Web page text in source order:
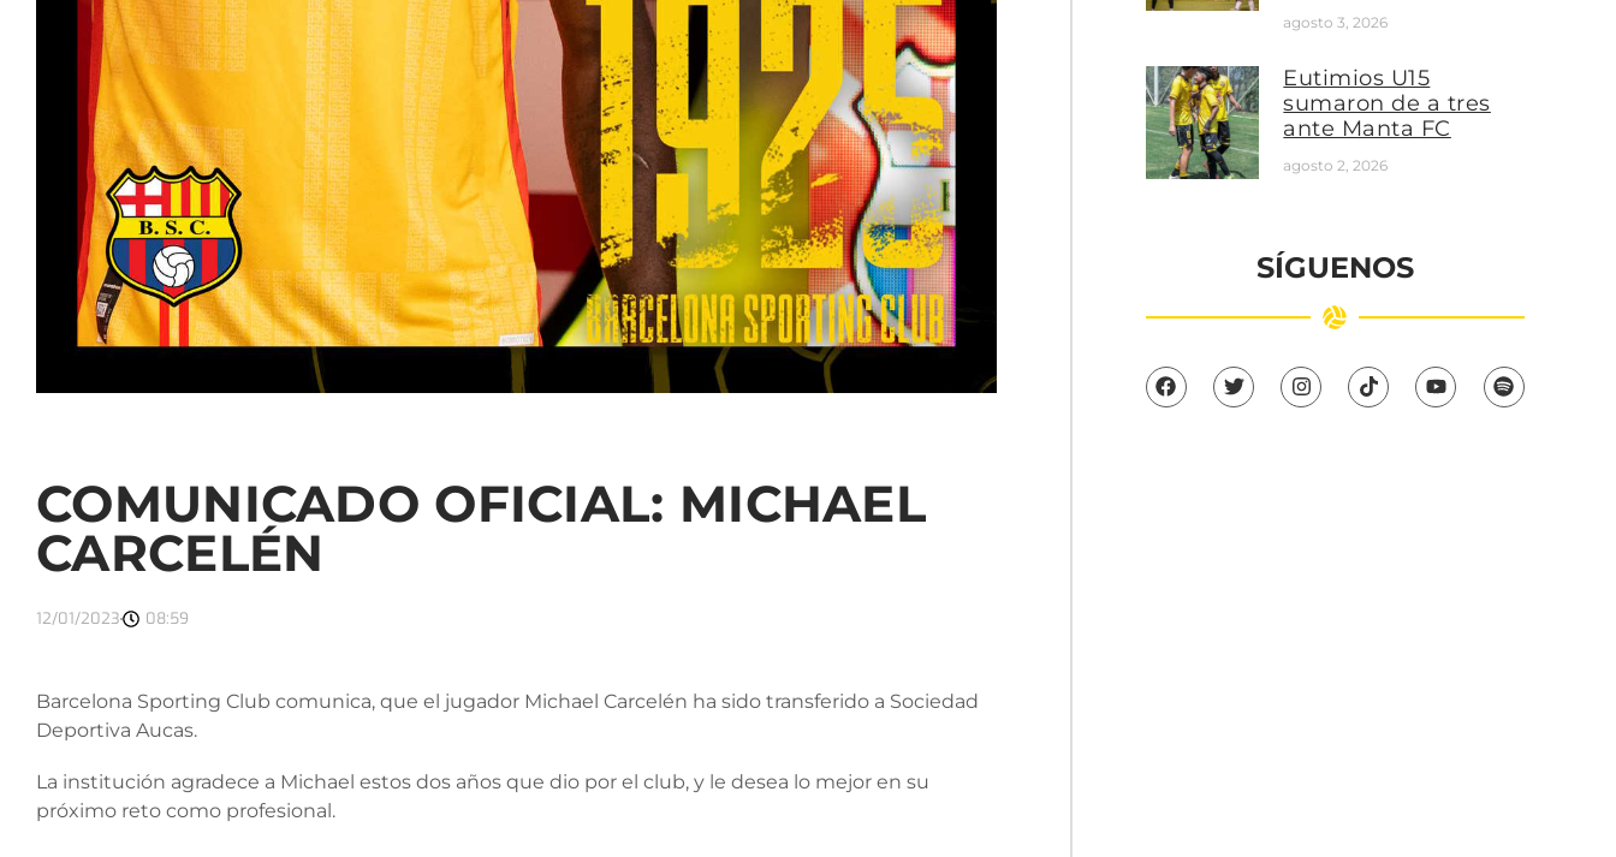
COMUNICADO OFICIAL: MICHAEL
CARCELÉN
12/01/2023 08:59
Barcelona Sporting Club comunica, que el jugador Michael Carcelén ha sido transferido a Sociedad
Deportiva Aucas.
La institución agradece a Michael estos dos años que dio por el club, y le desea lo mejor en su
próximo reto como profesional.
agosto 3, 2026
Eutimios U15
sumaron de a tres
ante Manta FC
agosto 2, 2026
SÍGUENOS